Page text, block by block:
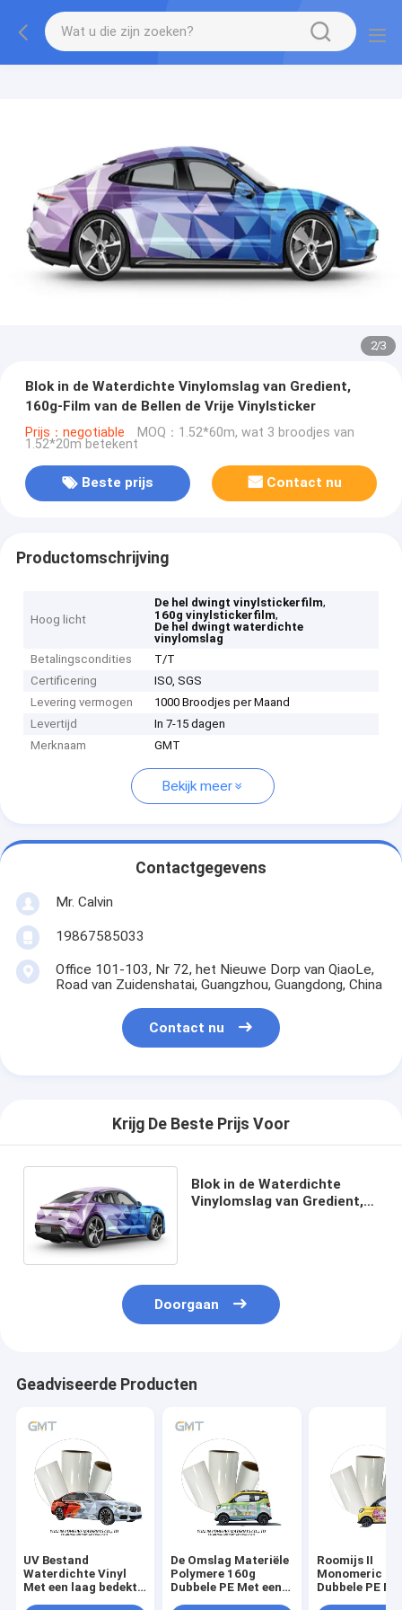
2/3
Blok in de Waterdichte Vinylomslag van Gredient,
160g-Film van de Bellen de Vrije Vinylsticker
Prijs：negotiable MOQ：1.52*60m, wat 3 broodjes van
1.52*20m betekent
Beste prijs Contact nu
Productomschrijving
Hoog licht
De hel dwingt vinylstickerfilm,
160g vinylstickerfilm,
De hel dwingt waterdichte
vinylomslag
Betalingscondities
T/T
Certificering
ISO, SGS
Levering vermogen
1000 Broodjes per Maand
Levertijd
In 7-15 dagen
Merknaam
GMT
Bekijk meer
Contactgegevens
Mr. Calvin
19867585033
Office 101-103, Nr 72, het Nieuwe Dorp van QiaoLe,
Road van Zuidenshatai, Guangzhou, Guangdong, China
Contact nu
Krijg De Beste Prijs Voor
Blok in de Waterdichte
Vinylomslag van Gredient,
Doorgaan
Geadviseerde Producten
UV Bestand
Waterdichte Vinyl
Met een laag bedekt
De Omslag Materiële
Polymere 160g
Dubbele PE Met een
Roomijs II
Monomeric
Dubbele PE